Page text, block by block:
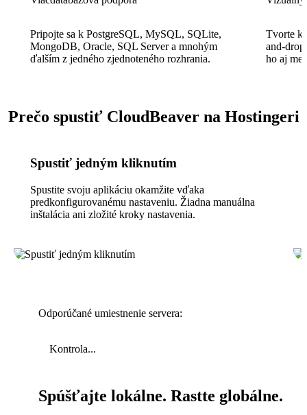
Pripojte sa k PostgreSQL, MySQL, SQLite,
MongoDB, Oracle, SQL Server a mnohým
ďalším z jedného zjednoteného rozhrania.
Tvorte
and-
ho aj
Prečo spustiť CloudBeaver na Hostingeri
Spustiť jedným kliknutím
Spustite svoju aplikáciu okamžite vďaka
predkonfigurovanému nastaveniu. Žiadna manuálna
inštalácia ani zložité kroky nastavenia.
Odporúčané umiestnenie servera:
Kontrola...
Spúšťajte lokálne. Rastte globálne.